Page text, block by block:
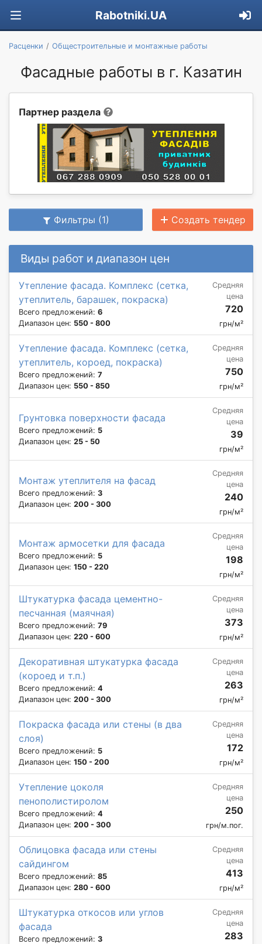
Rabotniki.UA
Расценки Общестроительные и монтажные работы
Фасадные работы в г. Казатин
Партнер раздела
Фильтры (1) Создать тендер
Виды работ и диапазон цен
Утепление фасада. Комплекс (сетка,
утеплитель, барашек, покраска)
Всего предложений: 6
Диапазон цен: 550 - 800
Средняя
цена
720
грн/м²
Утепление фасада. Комплекс (сетка,
утеплитель, короед, покраска)
Всего предложений: 7
Диапазон цен: 550 - 850
Средняя
цена
750
грн/м²
Грунтовка поверхности фасада
Всего предложений: 5
Диапазон цен: 25 - 50
Средняя
цена
39
грн/м²
Монтаж утеплителя на фасад
Всего предложений: 3
Диапазон цен: 200 - 300
Средняя
цена
240
грн/м²
Монтаж армосетки для фасада
Всего предложений: 5
Диапазон цен: 150 - 220
Средняя
цена
198
грн/м²
Штукатурка фасада цементно-
песчанная (маячная)
Всего предложений: 79
Диапазон цен: 220 - 600
Средняя
цена
373
грн/м²
Декоративная штукатурка фасада
(короед и т.п.)
Всего предложений: 4
Диапазон цен: 200 - 300
Средняя
цена
263
грн/м²
Покраска фасада или стены (в два
слоя)
Всего предложений: 5
Диапазон цен: 150 - 200
Средняя
цена
172
грн/м²
Утепление цоколя
пенополистиролом
Всего предложений: 4
Диапазон цен: 200 - 300
Средняя
цена
250
грн/м.пог.
Облицовка фасада или стены
сайдингом
Всего предложений: 85
Диапазон цен: 280 - 600
Средняя
цена
413
грн/м²
Штукатурка откосов или углов
фасада
Всего предложений: 3
Средняя
цена
283